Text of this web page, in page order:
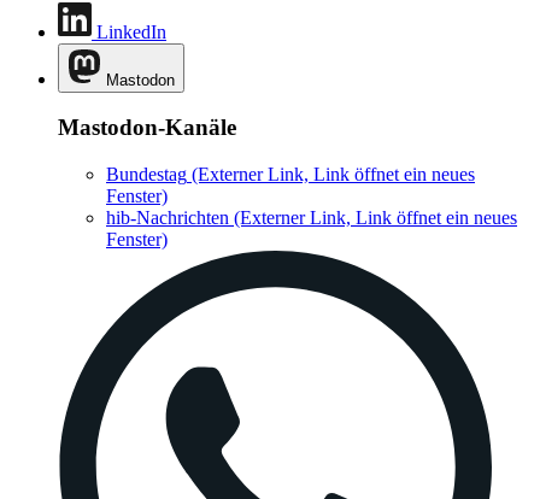
LinkedIn
Mastodon
Mastodon-Kanäle
Bundestag (Externer Link, Link öffnet ein neues
Fenster)
hib-Nachrichten (Externer Link, Link öffnet ein neues
Fenster)